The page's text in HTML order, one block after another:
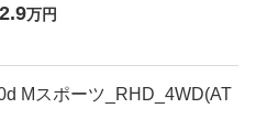
万円
Mスポーツ_RHD_4WD(AT